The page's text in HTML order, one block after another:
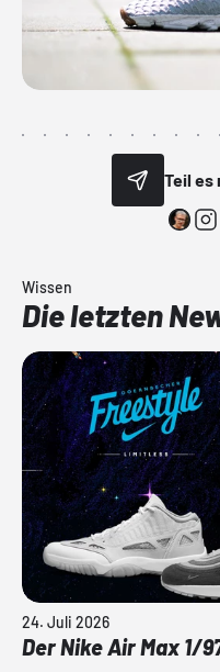
Teil es
Wissen
Die letzten
24. Juli 2026
Der Nike Air Max 1/